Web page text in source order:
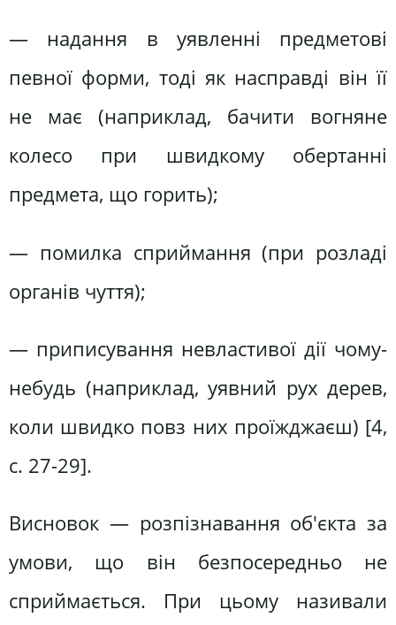
— надання в уявленні предметові
певної форми, тоді як насправді він її
не має (наприклад, бачити вогняне
колесо при швидкому обертанні
предмета, що горить);
— помилка сприймання (при розладі
органів чуття);
— приписування невластивої дії чому-
небудь (наприклад, уявний рух дерев,
коли швидко повз них проїжджаєш) [4,
c. 27-29].
Висновок — розпізнавання об'єкта за
умови, що він безпосередньо не
сприймається. При цьому називали